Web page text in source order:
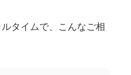
タイムで、こんなご相